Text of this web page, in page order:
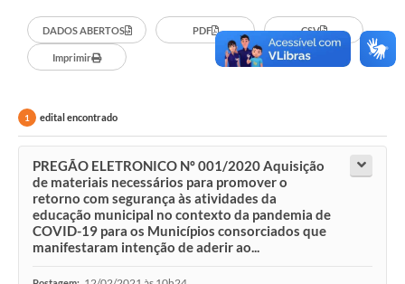
DADOS ABERTOS PDF CSV
Imprimir
1 edital encontrado
PREGÃO ELETRONICO Nº 001/2020 Aquisição
de materiais necessários para promover o
retorno com segurança às atividades da
educação municipal no contexto da pandemia de
COVID-19 para os Municípios consorciados que
manifestaram intenção de aderir ao...